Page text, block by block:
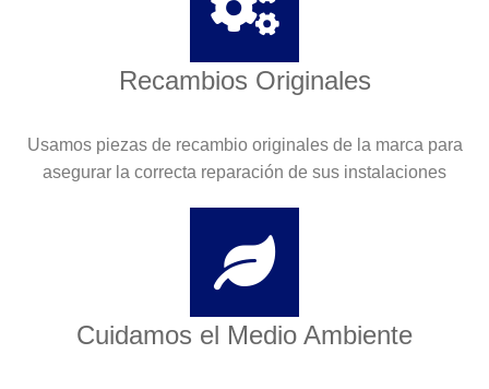
Recambios Originales
Usamos piezas de recambio originales de la marca para
asegurar la correcta reparación de sus instalaciones
Cuidamos el Medio Ambiente